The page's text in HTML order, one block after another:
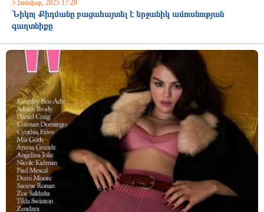
5 Հունվար, 2025 17:28
Նիկոլ Քիդմանը բացահայտել է երջանիկ ամուսնության
գաղտնիքը